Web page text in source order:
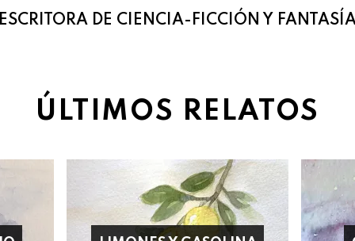
DE CIENCIA-FICCIÓN Y
ÚLTIMOS RELATOS